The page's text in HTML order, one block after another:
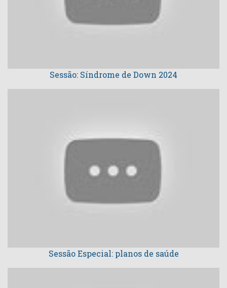
Sessão: Síndrome de Down 2024
Sessão Especial: planos de saúde